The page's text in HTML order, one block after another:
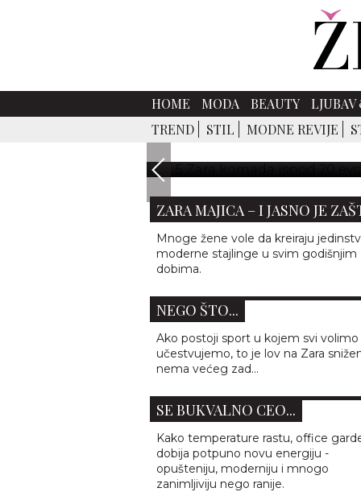
HOME MODA BEAUTY
TREND
STIL MODNE REVIJE
5 ZARA KOMADA ISPOD
Ako postoji sport u kojem svi
nema većeg zadovoljstva od
OVOG LETA SVI NOSE OVIH 10
ZARA MAJICA – I JASNO JE
Mnoge žene vole da kreiraju
moderne stajlinge u svim godišnjim
dobima.
5 ZARA KOMADA ISPOD 20 EVRA
NEGO ŠTO...
Ako postoji sport u kojem svi volimo
učestvujemo, to je lov na Zara
nema većeg zad...
ZARA BERMUDE KOJE SU
SE BUKVALNO CEO...
Kako temperature rastu, office
dobija potpuno novu energiju -
opušteniju, moderniju i mnogo
zanimljiviju nego ranije.
ROMANTIČNA, LAGANA I ISPOD